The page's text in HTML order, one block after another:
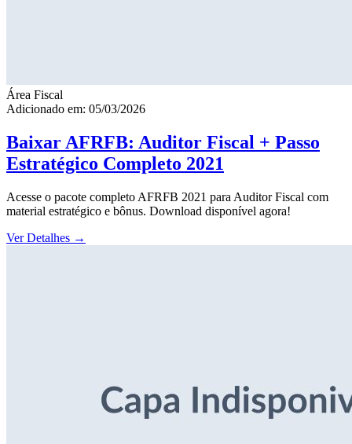
Área Fiscal
Adicionado em: 05/03/2026
Baixar AFRFB: Auditor Fiscal + Passo
Estratégico Completo 2021
Acesse o pacote completo AFRFB 2021 para Auditor Fiscal com
material estratégico e bônus. Download disponível agora!
Ver Detalhes →